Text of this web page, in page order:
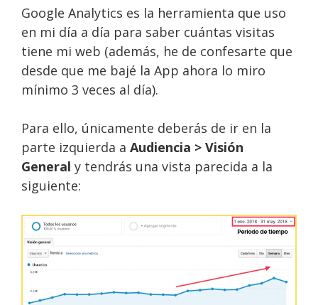
Google Analytics es la herramienta que uso
en mi día a día para saber cuántas visitas
tiene mi web (además, he de confesarte que
desde que me bajé la App ahora lo miro
mínimo 3 veces al día).
Para ello, únicamente deberás de ir en la
parte izquierda a Audiencia > Visión
General y tendrás una vista parecida a la
siguiente: